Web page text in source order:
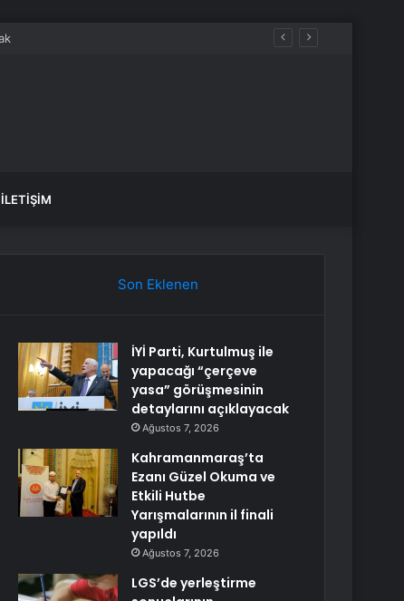
İLETIŞIM
Son Eklenen
İYİ Parti, Kurtulmuş ile
yapacağı “çerçeve
yasa” görüşmesinin
detaylarını açıklayacak
Ağustos 7, 2026
Kahramanmaraş’ta
Ezanı Güzel Okuma ve
Etkili Hutbe
Yarışmalarının il finali
yapıldı
Ağustos 7, 2026
LGS’de yerleştirme